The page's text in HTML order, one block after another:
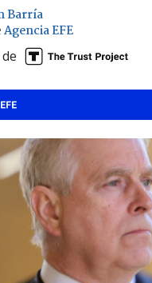
Barría
Agencia EFE